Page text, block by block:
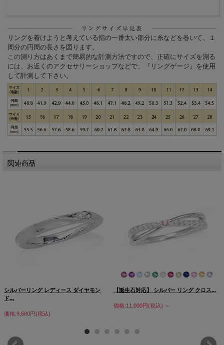
リングを着けようと考えている指の一番太い部分に糸などを巻いて、１
周分の円周の長さを図ります。
この測り方はあくまで簡易的な計測方法ですので、正確にサイズを測る
には、お近くのアクセサリーショップなどで、『リングゲージ』を使用
して計測して下さい。
関連商品
シルバーリング レディース ダイヤモン
ド...
価格:9,680円(税込)
【誕生石対応】 シルバー リング クロス...
価格:11,000円(税込) ～